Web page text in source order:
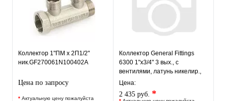
Коллектор 1"ПМ х 2П1/2"
ник.GF270061N100402A
Цена по запросу
* Актуальную цену пожалуйста
Коллектор General Fittings
6300 1"х3/4" 3 вых., c
вентилями, латунь никелир.,
синий регулятор
Цена:
2 435 руб. *